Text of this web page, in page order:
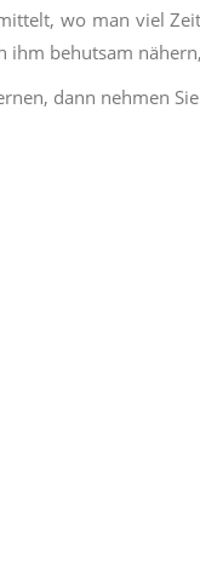
wo man viel
ihm behutsam
dann nehmen